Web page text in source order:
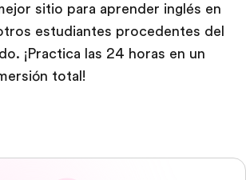
sitio para aprender inglés en
estudiantes procedentes del
¡Practica las 24 horas en un
total!